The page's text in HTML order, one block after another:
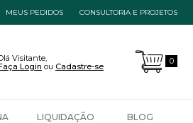
MEUS PEDIDOS CONSULTORIA E PROJETOS
0
Visitante,
Login
Cadastre-se
LIQUIDAÇÃO BLOG